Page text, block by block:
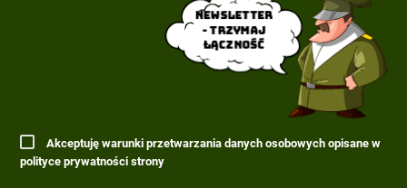
Akceptuję warunki przetwarzania danych osobowych opisane w
polityce prywatności strony
Newsletter
- trzymaj
łączność